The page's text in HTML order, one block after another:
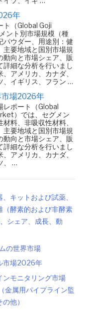
年
ト（Global Goji
ント別市場規模（種
パウダー、用途別：健
主要地域と国別市場規
向と市場シェア、販
細な分析を行いまし
アメリカ、カナダ、
、イギリス、フラン …
場2026年
レポート（Global
）では、セグメン
料、非吸収性材料、
主要地域と国別市場規
向と市場シェア、販
細な分析を行いまし
アメリカ、カナダ、
、 …
キットおよび試薬、
（酵素的および非酵素
シェア、成長、動
の世界市場
市場2026年
ンモニタリング市場
属用パイプライン監
他）